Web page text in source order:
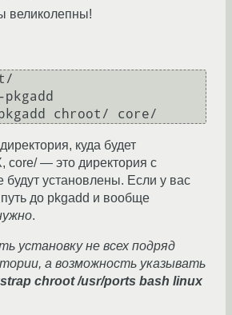
великолепны!
chroot/ core/
куда будет
core/ — это директория с
будут установлены. Если у вас
до pkgadd и вообще
.
установку не всех подряд
а возможность указывать
chroot /usr/ports bash linux